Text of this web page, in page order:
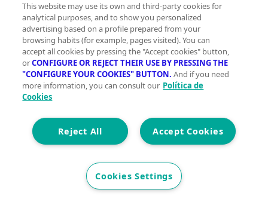
Pisos en venta cerca de Cardedeu
Pisos en venta en Sant Antoni de Vilamajor
Pisos en venta en les Franqueses del Vallès
Pisos en venta en La Roca del Vallès
Ver más
Pisos en venta en barrios de Cardedeu
Pisos en venta en Poble Sec, Cardedeu
This website may use its own and third-party cookies for
analytical purposes, and to show you personalized
advertising based on a profile prepared from your
browsing habits (for example, pages visited). You can
accept all cookies by pressing the "Accept cookies" button,
orCONFIGURE OR REJECT THEIR USE BY PRESSING THE
"CONFIGURE YOUR COOKIES" BUTTON. And if you need
more information, you can consult our Política de
Cookies
Accept Cookies
Reject All
Cookies Settings